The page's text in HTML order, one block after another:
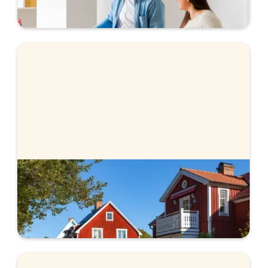
Ansök helt digitalt och få svar direkt.
Ska du köpa hus?
Lär dig mer om vad som är viktigt att tänka på
när du ska köpa hus.